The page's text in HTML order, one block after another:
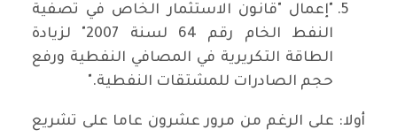
"إعمال "قانون الاستثمار الخاص في تصفية
النفط الخام رقم 64 لسنة 2007" لزيادة
الطاقة التكريرية في المصافي النفطية ورفع
حجم الصادرات للمشتقات النفطية."
أولا: على الرغم من مرور عشرون عاما على تشريع